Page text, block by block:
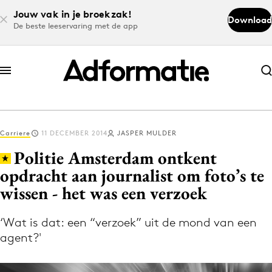
Jouw vak in je broekzak!
De beste leeservaring met de app
Download
Abonneer nu
Abonneer nu
Log in
Download de app
Volg het laatste nieuws via de Adformatie
Nieuws app
Carriere 11 DECEMBER 2014 JASPER MULDER
Politie Amsterdam ontkent
opdracht aan journalist om foto’s te
wissen - het was een verzoek
‘Wat is dat: een “verzoek” uit de mond van een
agent?'